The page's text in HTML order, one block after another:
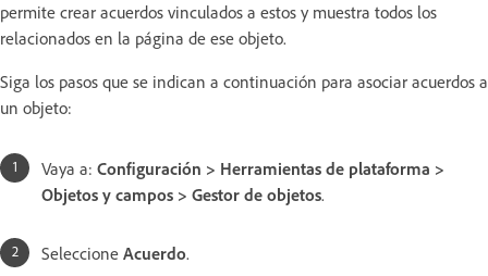
permite crear acuerdos vinculados a estos y muestra todos los
relacionados en la página de ese objeto.
Siga los pasos que se indican a continuación para asociar acuerdos a
un objeto:
Vaya a: Configuración > Herramientas de plataforma >
Objetos y campos > Gestor de objetos.
Seleccione Acuerdo.